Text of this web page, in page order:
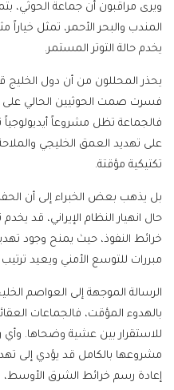
ويرى مراقبون أن جماعة الحوثي،
المندب والبحر الأحمر، تمثل خياراً
يخدم حالة التوتر المستمر.
يحذر المحللون من أن دول الخليج
فسرت صمت الحوثيين الحالي على
فالجماعة تظل مشروعاً
على تهديد العمق الخليجي
تكتيكية مؤقتة.
بل يذهب بعض الخبراء إلى أن
حال انهيار النظام الإيراني، قد
خرائط النفوذ، حيث يمنح وجود
مبررات للتوسع الأمني ويعيد ترتيب
الرسالة الموجهة إلى العواصم
بالهدوء المؤقت، فالجماعات
للاستقرار بين عشية وضحاها. وأي
مشروعها بالكامل قد يؤدي إلى
إعادة رسم خرائط الشرق